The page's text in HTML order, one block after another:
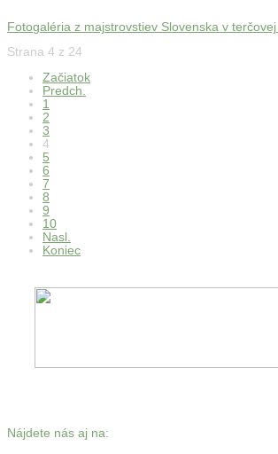
Fotogaléria z majstrovstiev Slovenska v
Strana 4 z 24
Začiatok
Predch.
1
2
3
4
5
6
7
8
9
10
Nasl.
Koniec
Nájdete nás aj na: